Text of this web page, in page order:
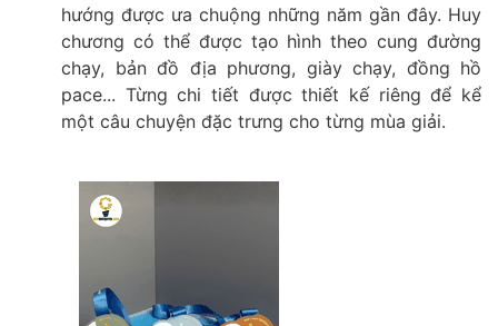
hướng được ưa chuộng những năm gần đây. Huy
chương có thể được tạo hình theo cung đường
chạy, bản đồ địa phương, giày chạy, đồng hồ
pace... Từng chi tiết được thiết kế riêng để kể
một câu chuyện đặc trưng cho từng mùa giải.